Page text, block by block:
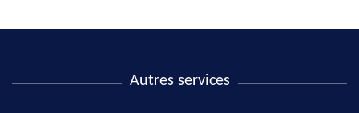
Autres services